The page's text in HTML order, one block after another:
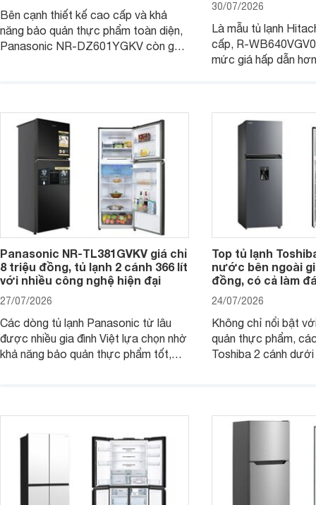
Bên cạnh thiết kế cao cấp và khả
năng bảo quản thực phẩm toàn diện,
Panasonic NR-DZ601YGKV còn gây
30/07/2026
Là mẫu tủ lạnh
cấp, R-
mức giá hấp dẫn
nhiều công nghệ.
Panasonic NR-TL381GVKV giá chỉ
8 triệu đồng, tủ lạnh 2 cánh 366 lít
với nhiều công nghệ hiện đại
27/07/2026
Các dòng tủ lạnh Panasonic từ lâu
được nhiều gia đình Việt lựa chọn nhờ
khả năng bảo quản thực phẩm tốt,
phân khúc khiến không ít người dùng
phải cân nhắc. Trên thị trường hiện
Top tủ lạnh
nước bên ngoài
đồng, có cả làm
24/07/2026
Không chỉ nổi bật
quản thực phẩm,
Toshiba 2 cánh